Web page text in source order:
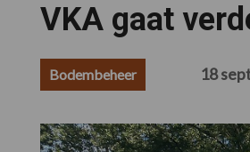
VKA gaat
Bodembeheer 18